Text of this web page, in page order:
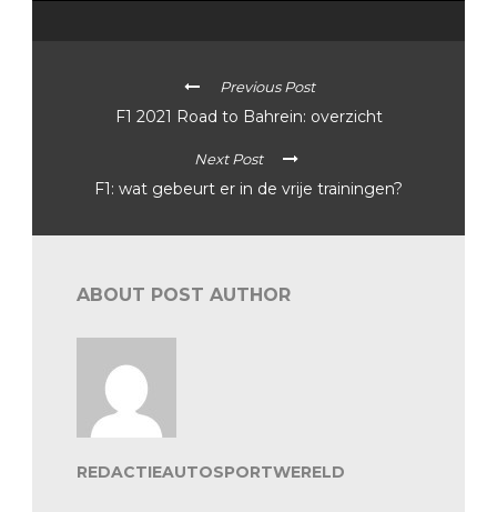
Previous Post
F1 2021 Road to Bahrein: overzicht
Next Post
F1: wat gebeurt er in de vrije trainingen?
ABOUT POST AUTHOR
REDACTIEAUTOSPORTWERELD